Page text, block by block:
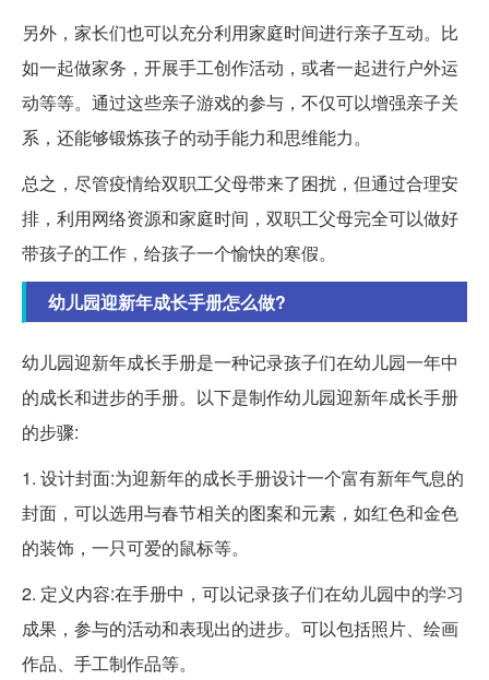
另外，家长们也可以充分利用家庭时间进行亲子互动。比
如一起做家务，开展手工创作活动，或者一起进行户外运
动等等。通过这些亲子游戏的参与，不仅可以增强亲子关
系，还能够锻炼孩子的动手能力和思维能力。
总之，尽管疫情给双职工父母带来了困扰，但通过合理安
排，利用网络资源和家庭时间，双职工父母完全可以做好
带孩子的工作，给孩子一个愉快的寒假。
幼儿园迎新年成长手册怎么做?
幼儿园迎新年成长手册是一种记录孩子们在幼儿园一年中
的成长和进步的手册。以下是制作幼儿园迎新年成长手册
的步骤:
1. 设计封面:为迎新年的成长手册设计一个富有新年气息的
封面，可以选用与春节相关的图案和元素，如红色和金色
的装饰，一只可爱的鼠标等。
2. 定义内容:在手册中，可以记录孩子们在幼儿园中的学习
成果，参与的活动和表现出的进步。可以包括照片、绘画
作品、手工制作品等。